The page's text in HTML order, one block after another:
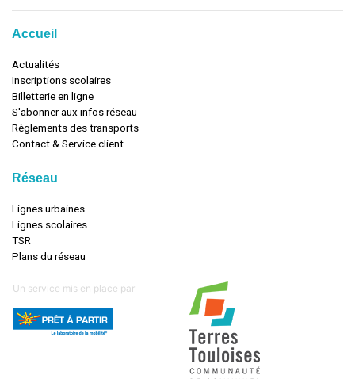
Accueil
Actualités
Inscriptions scolaires
Billetterie en ligne
S'abonner aux infos réseau
Règlements des transports
Contact & Service client
Réseau
Lignes urbaines
Lignes scolaires
TSR
Plans du réseau
Un service mis en place par